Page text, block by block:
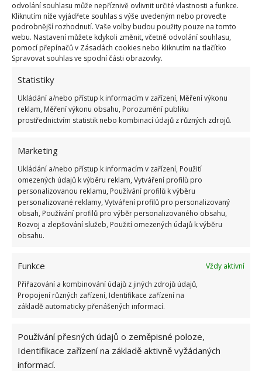
odvolání souhlasu může nepříznivě ovlivnit určité vlastnosti a funkce.
Kliknutím níže vyjádřete souhlas s výše uvedeným nebo proveďte
podrobnější rozhodnutí. Vaše volby budou použity pouze na tomto
webu. Nastavení můžete kdykoli změnit, včetně odvolání souhlasu,
pomocí přepínačů v Zásadách cookies nebo kliknutím na tlačítko
Spravovat souhlas ve spodní části obrazovky.
Statistiky
Ukládání a/nebo přístup k informacím v zařízení, Měření výkonu
reklam, Měření výkonu obsahu, Porozumění publiku
prostřednictvím statistik nebo kombinací údajů z různých zdrojů.
Marketing
Ukládání a/nebo přístup k informacím v zařízení, Použití
omezených údajů k výběru reklam, Vytváření profilů pro
personalizovanou reklamu, Používání profilů k výběru
personalizované reklamy, Vytváření profilů pro personalizovaný
obsah, Používání profilů pro výběr personalizovaného obsahu,
Rozvoj a zlepšování služeb, Použití omezených údajů k výběru
obsahu.
Funkce
Vždy aktivní
Přiřazování a kombinování údajů z jiných zdrojů údajů,
Propojení různých zařízení, Identifikace zařízení na
základě automaticky přenášených informací.
Používání přesných údajů o zeměpisné poloze,
Identifikace zařízení na základě aktivně vyžádaných
informací.
Vyhněte se nadměrnému používání hnojiv
obsahujících dusík, protožeto může podporovat
růst listů na úkor tvorby cibule . Česnekové hlízy
jsou připravené ke sklizni, když spodní listy začnou
žloutnout a polehávat. U kvetoucího česneku je to ve
chvíli, kdy se zakroucený stonek s pacibulkou
narovná.